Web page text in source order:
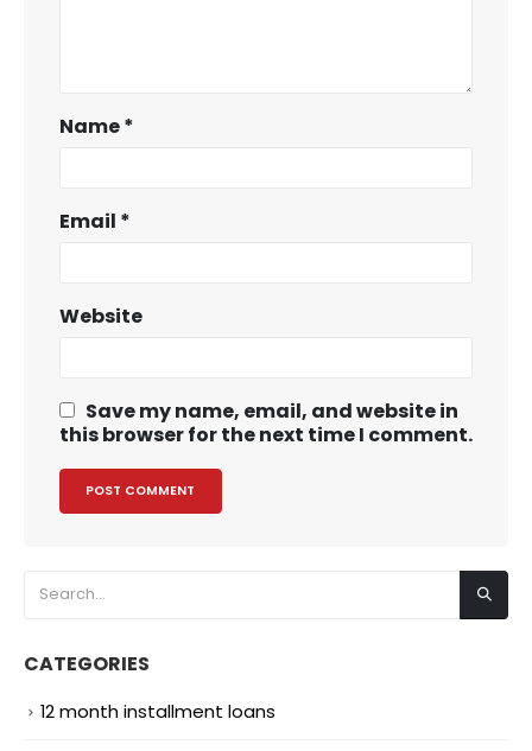
Name*
Email *
Website
Save my name, email, and website in
this browser for the next time I comment.
CATEGORIES
12 month installment loans